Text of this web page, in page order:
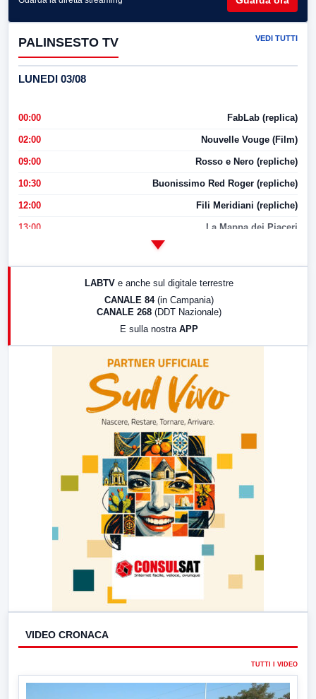
PALINSESTO TV VEDI TUTTI
LUNEDI 03/08
00:00 FabLab (replica)
02:00 Nouvelle Vouge (Film)
09:00 Rosso e Nero (repliche)
10:30 Buonissimo Red Roger (repliche)
12:00 Fili Meridiani (repliche)
13:00 La Mappa dei Piaceri
LABTV e anche sul digitale terrestre
CANALE 84 (in Campania)
CANALE 268 (DDT Nazionale)
E sulla nostra APP
VIDEO CRONACA
TUTTI I VIDEO